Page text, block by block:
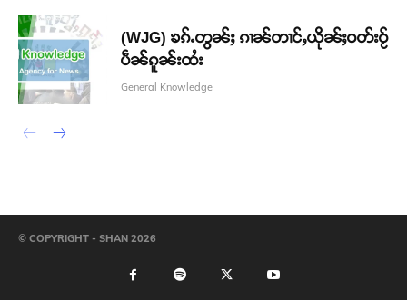
(WJG) ၶၵ်ႉတွၼ်ႈ ၵၢၼ်တၢင်ႇယိုၼ်ႈဝတ်းဝႂ်
ပဵၼ်ၵူၼ်းထႆး
General Knowledge
© COPYRIGHT - SHAN 2026